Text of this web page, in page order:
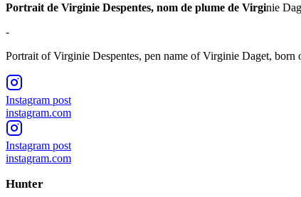
Portrait de Virginie Despentes, nom de plume de Virginie
-
Portrait of Virginie Despentes, pen name of Virginie Daget,
Instagram post
instagram.com
Instagram post
instagram.com
Hunter